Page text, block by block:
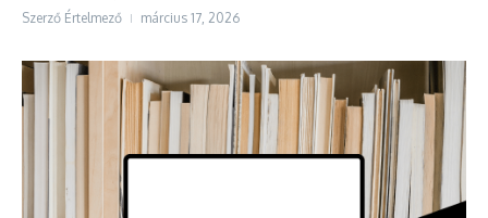
Szerző Értelmező március 17, 2026